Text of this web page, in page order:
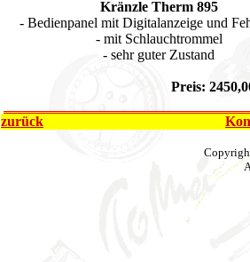
Kränzle Therm 895
- Bedienpanel mit Digitalanzeige und
- mit Schlauchtrommel
- sehr guter Zustand
Preis:
zurück